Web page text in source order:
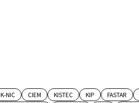
K-NIC CIEM KISTEC KIP FASTAR